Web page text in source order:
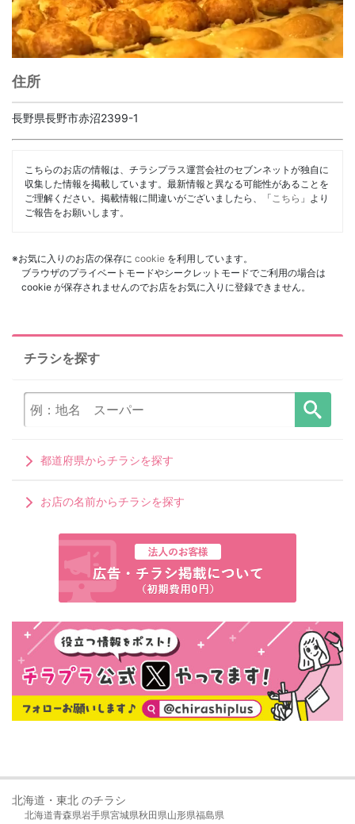
住所
長野県長野市赤沼2399-1
こちらのお店の情報は、チラシプラス運営会社のセブンネットが独自に
収集した情報を掲載しています。最新情報と異なる可能性があることを
ご理解ください。掲載情報に間違いがございましたら、「 こちら 」より
ご報告をお願いします。
※お気に入りのお店の保存に cookie を利用しています。
ブラウザのプライベートモードやシークレットモードでご利用の場合は
cookie が保存されませんのでお店をお気に入りに登録できません。
チラシを探す
都道府県からチラシを探す
お店の名前からチラシを探す
北海道・東北 のチラシ
北海道青森県岩手県宮城県秋田県山形県福島県